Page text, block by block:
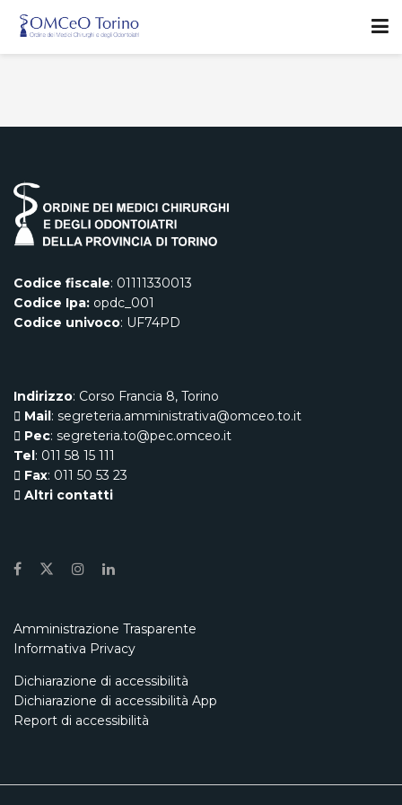
Codice fiscale: 01111330013
Codice Ipa: opdc_001
Codice univoco: UF74PD
Indirizzo: Corso Francia 8, Torino
Mail : segreteria.amministrativa@omceo.to.it
Pec: segreteria.to@pec.omceo.it
Tel : 011 58 15 111
Fax: 011 50 53 23
Altri contatti
Amministrazione Trasparente
Informativa Privacy
Dichiarazione di accessibilità
Dichiarazione di accessibilità App
Report di accessibilità